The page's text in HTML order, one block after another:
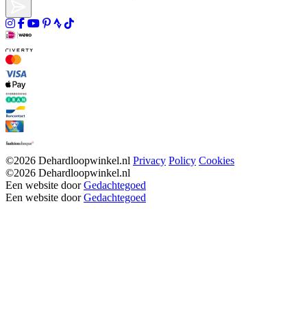
©2026 Dehardloopwinkel.nl Privacy Policy Cookies
©2026 Dehardloopwinkel.nl
Een website doorGedachtegoed
Een website doorGedachtegoed